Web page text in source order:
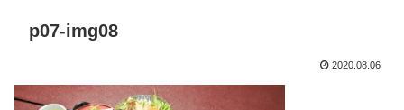
p07-img08
2020.08.06